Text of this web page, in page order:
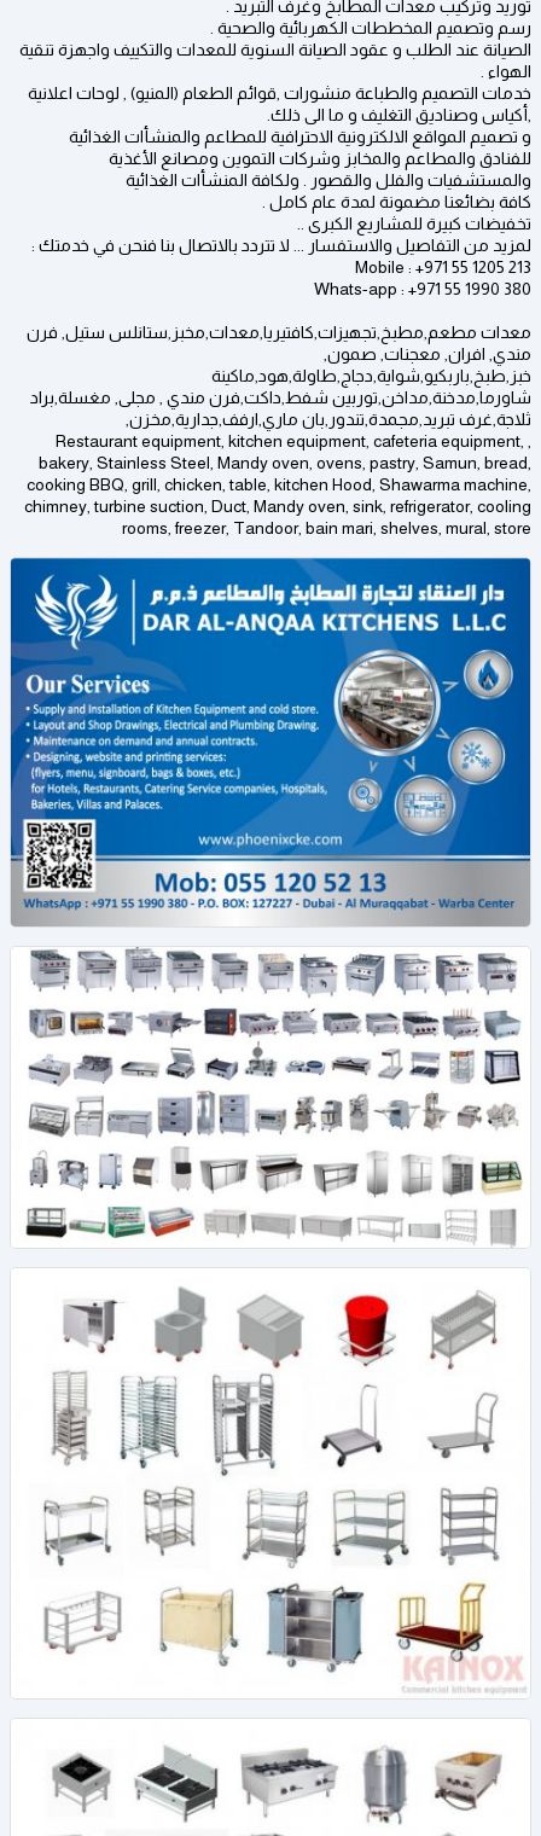
توريد وتركيب معدات المطابخ وغرف التبريد .
رسم وتصميم المخططات الكهربائية والصحية .
الصيانة عند الطلب و عقود الصيانة السنوية للمعدات والتكييف واجهزة تنقية
الهواء .
خدمات التصميم والطباعة منشورات ,قوائم الطعام (المنيو) , لوحات اعلانية
,أكياس وصناديق التغليف و ما الى ذلك.
و تصميم المواقع الالكترونية الاحترافية للمطاعم والمنشأات الغذائية
للفنادق والمطاعم والمخابز وشركات التموين ومصانع الأغذية
والمستشفيات والفلل والقصور . ولكافة المنشأات الغذائية
كافة بضائعنا مضمونة لمدة عام كامل .
تخفيضات كبيرة للمشاريع الكبرى ..
لمزيد من التفاصيل والاستفسار ... لا تتردد بالاتصال بنا فنحن في خدمتك :
Mobile : +971 55 1205 213
Whats-app : +971 55 1990 380
معدات مطعم,مطبخ,تجهيزات,كافتيريا,معدات,مخبز,ستانلس ستيل, فرن
مندي, افران, معجنات, صمون,
خبز,طبخ,باربكيو,شواية,دجاج,طاولة,هود,ماكينة
شاورما,مدخنة,مداخن,توربين شفط,داكت,فرن مندي , مجلى, مغسلة,براد
ثلاجة,غرف تبريد,مجمدة,تندور,بان ماري,ارفف,جدارية,مخزن,
, Restaurant equipment, kitchen equipment, cafeteria equipment,
bakery, Stainless Steel, Mandy oven, ovens, pastry, Samun, bread,
cooking BBQ, grill, chicken, table, kitchen Hood, Shawarma machine,
chimney, turbine suction, Duct, Mandy oven, sink, refrigerator, cooling
rooms, freezer, Tandoor, bain mari, shelves, mural, store